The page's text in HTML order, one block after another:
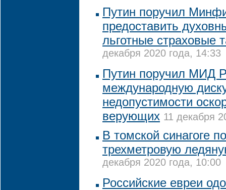
Путин поручил
предоставить
льготные страховые
декабря 2020 года, 14:33
Путин поручил МИД
международную
недопустимости
верующих 11 декабря
В томской синагоге
трехметровую
декабря 2020 года, 10:00
Российские евреи